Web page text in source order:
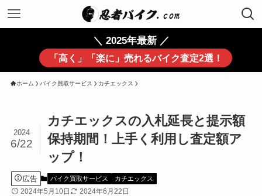
＼ 2025年最新 ／
「高く」「楽に」売れるバイク査定2選！
ホーム バイク買取サービス カチエックス
カチエックスの入札延長と提示額
保持期間！上手く利用し査定額ア
ップ！
2024
6/22
広告 バイク買取サービス カチエックス
2024年5月10日 2024年6月22日